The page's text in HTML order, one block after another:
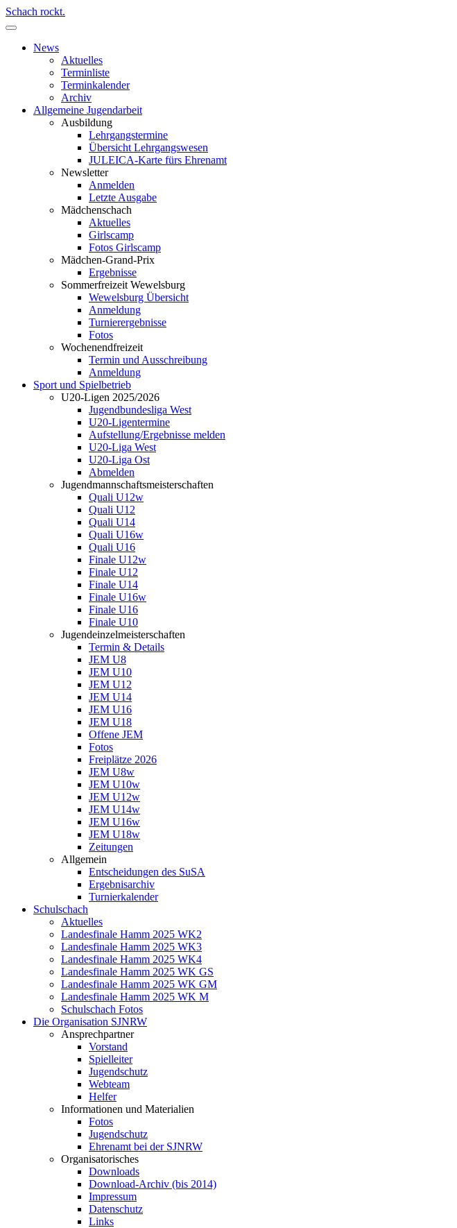
Schach rockt.
News
Aktuelles
Terminliste
Terminkalender
Archiv
Allgemeine Jugendarbeit
Ausbildung
Lehrgangstermine
Übersicht Lehrgangswesen
JULEICA-Karte fürs Ehrenamt
Newsletter
Anmelden
Letzte Ausgabe
Mädchenschach
Aktuelles
Girlscamp
Fotos Girlscamp
Mädchen-Grand-Prix
Ergebnisse
Sommerfreizeit Wewelsburg
Wewelsburg Übersicht
Anmeldung
Turnierergebnisse
Fotos
Wochenendfreizeit
Termin und Ausschreibung
Anmeldung
Sport und Spielbetrieb
U20-Ligen 2025/2026
Jugendbundesliga West
U20-Ligentermine
Aufstellung/Ergebnisse melden
U20-Liga West
U20-Liga Ost
Abmelden
Jugendmannschaftsmeisterschaften
Quali U12w
Quali U12
Quali U14
Quali U16w
Quali U16
Finale U12w
Finale U12
Finale U14
Finale U16w
Finale U16
Finale U10
Jugendeinzelmeisterschaften
Termin & Details
JEM U8
JEM U10
JEM U12
JEM U14
JEM U16
JEM U18
Offene JEM
Fotos
Freiplätze 2026
JEM U8w
JEM U10w
JEM U12w
JEM U14w
JEM U16w
JEM U18w
Zeitungen
Allgemein
Entscheidungen des SuSA
Ergebnisarchiv
Turnierkalender
Schulschach
Aktuelles
Landesfinale Hamm 2025 WK2
Landesfinale Hamm 2025 WK3
Landesfinale Hamm 2025 WK4
Landesfinale Hamm 2025 WK GS
Landesfinale Hamm 2025 WK GM
Landesfinale Hamm 2025 WK M
Schulschach Fotos
Die Organisation SJNRW
Ansprechpartner
Vorstand
Spielleiter
Jugendschutz
Webteam
Helfer
Informationen und Materialien
Fotos
Jugendschutz
Ehrenamt bei der SJNRW
Organisatorisches
Downloads
Download-Archiv (bis 2014)
Impressum
Datenschutz
Links